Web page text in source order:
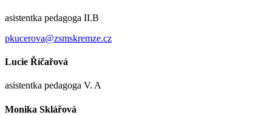
asistentka pedagoga II.B
pkucerova@zsmskremze.cz
Lucie Říčařová
asistentka pedagoga V. A
Monika Sklářová